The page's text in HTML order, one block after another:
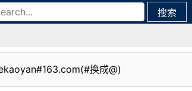
搜索
换成@)